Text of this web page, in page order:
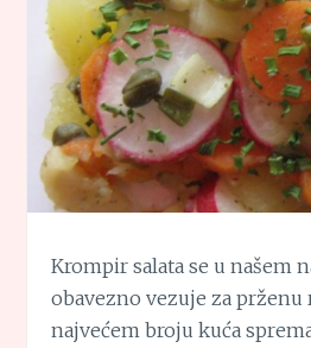
Krompir salata se u našem
obavezno vezuje za prženu
najvećem broju kuća